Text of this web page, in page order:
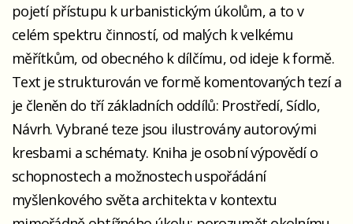
pojetí přístupu k urbanistickým úkolům, a to v
celém spektru činností, od malých k velkému
měřítkům, od obecného k dílčímu, od ideje k formě.
Text je strukturován ve formě komentovaných tezí a
je členěn do tří základních oddílů: Prostředí, Sídlo,
Návrh. Vybrané teze jsou ilustrovány autorovými
kresbami a schématy. Kniha je osobní výpovědí o
schopnostech a možnostech uspořádání
myšlenkového světa architekta v kontextu